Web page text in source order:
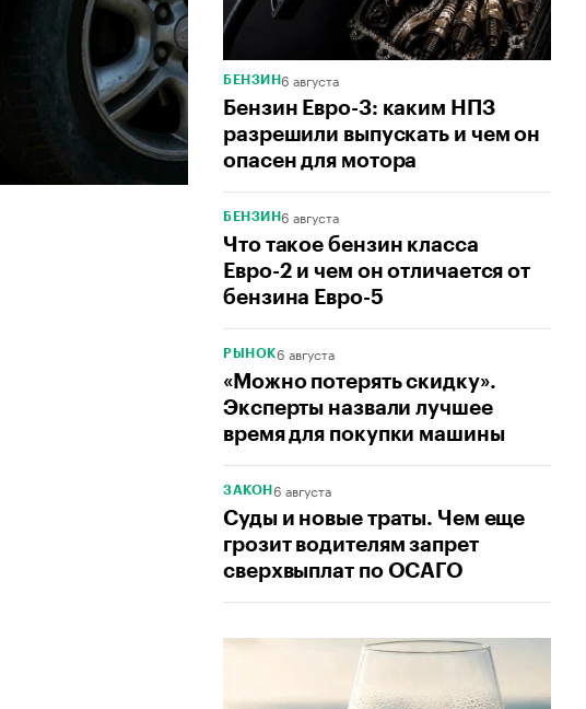
БЕНЗИН6 августа
Бензин Евро-3: каким НПЗ
разрешили выпускать и чем он
опасен для мотора
БЕНЗИН6 августа
Что такое бензин класса
Евро-2 и чем он отличается от
бензина Евро-5
РЫНОК6 августа
«Можно потерять скидку».
Эксперты назвали лучшее
время для покупки машины
ЗАКОН 6 августа
Суды и новые траты. Чем еще
грозит водителям запрет
сверхвыплат по ОСАГО